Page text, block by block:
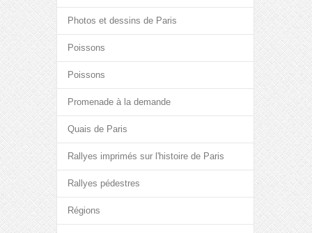
Photos et dessins de Paris
Poissons
Poissons
Promenade à la demande
Quais de Paris
Rallyes imprimés sur l'histoire de Paris
Rallyes pédestres
Régions